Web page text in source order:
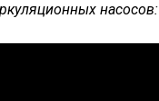
насосов: